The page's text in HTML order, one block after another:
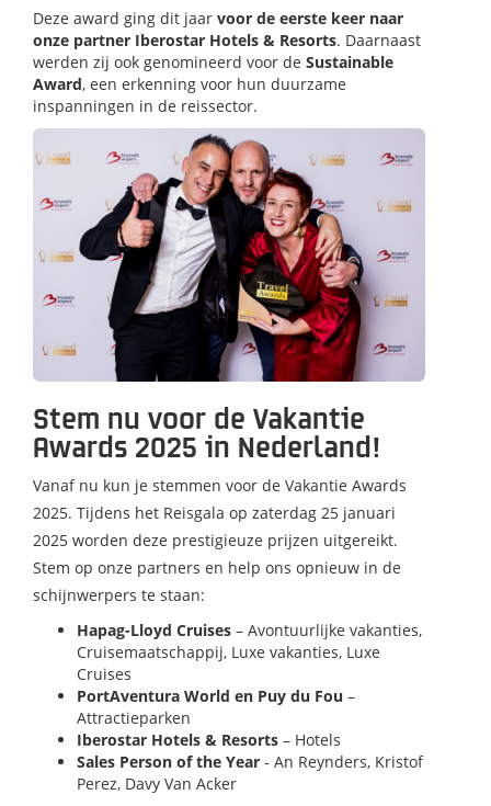
Deze award ging dit jaar voor de eerste keer naar
onze partner Iberostar Hotels & Resorts. Daarnaast
werden zij ook genomineerd voor de Sustainable
Award, een erkenning voor hun duurzame
inspanningen in de reissector.
Stem nu voor de Vakantie
Awards 2025 in Nederland!
Vanaf nu kun je stemmen voor de Vakantie Awards
2025. Tijdens het Reisgala op zaterdag 25 januari
2025 worden deze prestigieuze prijzen uitgereikt.
Stem op onze partners en help ons opnieuw in de
schijnwerpers te staan:
Hapag-Lloyd Cruises – Avontuurlijke vakanties,
Cruisemaatschappij, Luxe vakanties, Luxe
Cruises
PortAventura World en Puy du Fou –
Attractieparken
Iberostar Hotels & Resorts – Hotels
Sales Person of the Year - An Reynders, Kristof
Perez, Davy Van Acker